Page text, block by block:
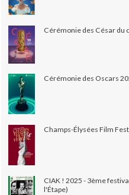
Cérémonie des César du
Cérémonie des Oscars
Champs-Élysées Film
CIAK ! 2025 - 3ème
l'Étape)